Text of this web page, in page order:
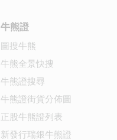
牛熊證
圖搜牛熊
牛熊全景快搜
牛熊證搜尋
牛熊證街貨分佈圖
正股牛熊證列表
新發行瑞銀牛熊證